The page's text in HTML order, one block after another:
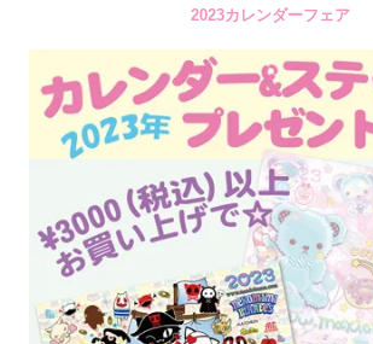
2023カレンダーフェア